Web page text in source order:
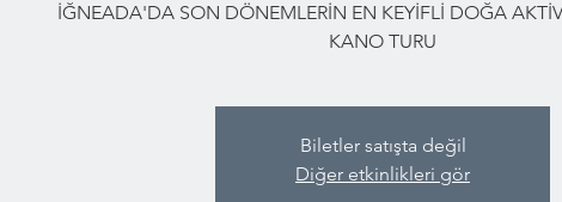
İĞNEADA'DA SON DÖNEMLERİN EN KEYİFLİ DOĞA
KANO TURU
Biletler satışta değil
Diğer etkinlikleri gör